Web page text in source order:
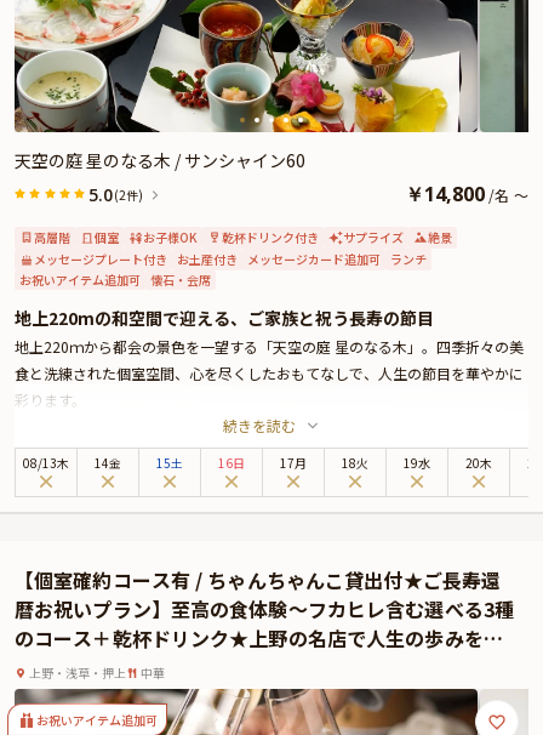
天空の庭 星のなる木 / サンシャイン60
5.0(2件) ￥14,800 /名 ～
高層階 個室 お子様OK 乾杯ドリンク付き サプライズ
絶景
メッセージプレート付き
お土産付き メッセージカード追加可 ランチ
お祝いアイテム追加可 懐石・会席
地上220mの和空間で迎える、ご家族と祝う長寿の節目
地上220ｍから都会の景色を一望する「天空の庭 星のなる木」。四季折々の美
食と洗練された個室空間、心を尽くしたおもてなしで、人生の節目を華やかに
彩ります。
皆様をご案内するのは、周りを気にすることなくお過ごしいただけるプライベ
ート空間です。ご家族だけのひとときを、窓から広がる絶景とともに、ゆった
りとお楽しみいただけます。
さい。
さらに本プランでは、記念に残る贈り物として、贈答用酒器『金箔冷酒セッ
ト』をプレゼント。れまでの感謝と、これからの健やかな日々への願いを込め
た、心尽くしの贈り物です。
ご家族の絆を深める特別な祝いの席。「天空の庭 星のなる木」で、笑顔あふれ
るひとときをお楽しみください。
続きを読む
08/13木 14金 15土 16日 17月 18火 19水 20木
【個室確約コース有 / ちゃんちゃんこ貸出付★ご長寿還
暦お祝いプラン】至高の食体験〜フカヒレ含む選べる3種
のコース＋乾杯ドリンク★上野の名店で人生の歩みを祝
うひとときを
上野・浅草・押上 中華
お祝いアイテム追加可